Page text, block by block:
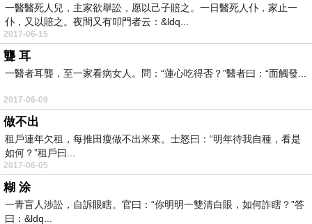
一醫醫死人兒，主家欲舉訟，愿以己子賠之。一日醫死人仆，家止一
仆，又以賠之。夜間又有叩門者云：&ldq...
2017-06-15
聾 耳
一醫者耳聾，至一家看病女人。問：“蓮心吃得否？”醫者曰：“面觸發...
2017-06-09
做不出
租戶連年欠租，每推田瘦做不出米來。士怒曰：“明年待我自種，看是
如何？”租戶曰...
2017-06-05
糊 涂
一青盲人涉訟，自訴眼瞎。官曰：“你明明一雙清白眼，如何詐瞎？”答
曰：&ldq...